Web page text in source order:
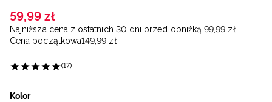
59,99 zł
Najniższa cena z ostatnich 30 dni przed obniżką 99,99 zł
Cena początkowa149,99 zł
(17)
Kolor